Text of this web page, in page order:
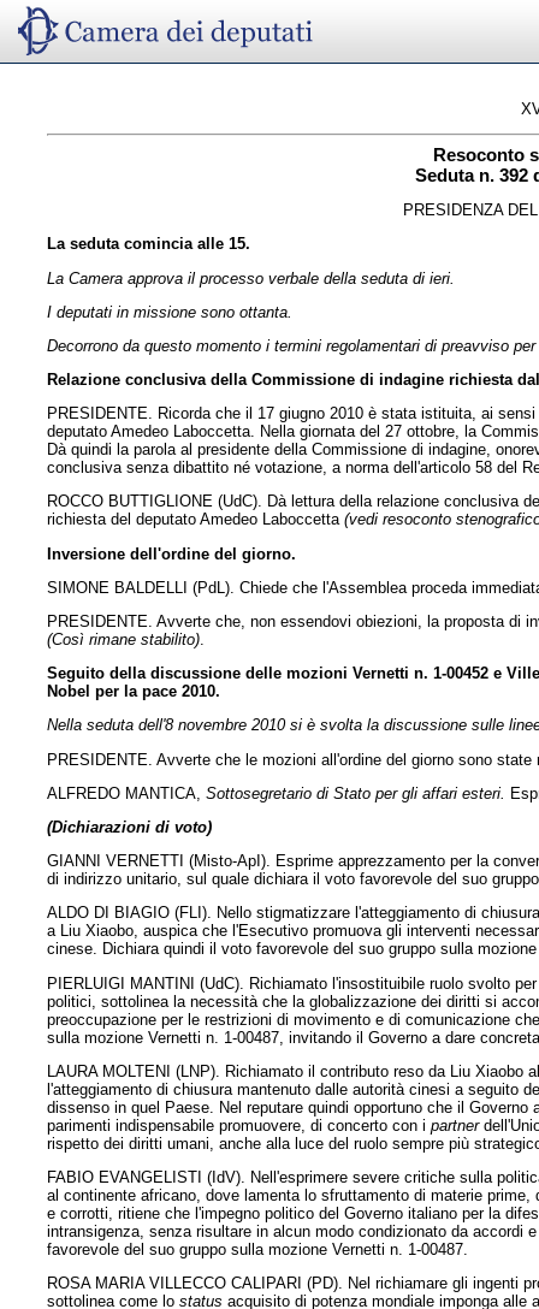
Resoconto
Seduta n. 392
PRESIDENZA
La seduta comincia alle 15.
La Camera approva il processo verbale della seduta di ieri.
I deputati in missione sono ottanta.
Decorrono da questo momento i termini regolamentari di preavviso
Relazione conclusiva della Commissione di indagine richiesta
PRESIDENTE. Ricorda che il 17 giugno 2010 è stata istituita, ai
deputato Amedeo Laboccetta. Nella giornata del 27 ottobre, la
Dà quindi la parola al presidente della Commissione di indagine,
conclusiva senza dibattito né votazione, a norma dell'articolo 58 del
ROCCO BUTTIGLIONE (UdC). Dà lettura della relazione conclusiva
richiesta del deputato Amedeo Laboccetta(vedi resoconto
Inversione dell'ordine del giorno.
SIMONE BALDELLI (PdL). Chiede che l'Assemblea proceda
PRESIDENTE. Avverte che, non essendovi obiezioni, la proposta di
(Così rimane stabilito).
Seguito della discussione delle mozioni Vernetti n. 1-00452 e
Nobel per la pace 2010.
Nella seduta dell'8 novembre 2010 si è svolta la discussione sulle
PRESIDENTE. Avverte che le mozioni all'ordine del giorno sono
ALFREDO MANTICA,Sottosegretario di Stato per gli affari esteri.
(Dichiarazioni di voto)
GIANNI VERNETTI (Misto-ApI). Esprime apprezzamento per la
di indirizzo unitario, sul quale dichiara il voto favorevole del suo
ALDO DI BIAGIO (FLI). Nello stigmatizzare l'atteggiamento di
a Liu Xiaobo, auspica che l'Esecutivo promuova gli interventi
cinese. Dichiara quindi il voto favorevole del suo gruppo sulla
PIERLUIGI MANTINI (UdC). Richiamato l'insostituibile ruolo svolto
politici, sottolinea la necessità che la globalizzazione dei diritti si
preoccupazione per le restrizioni di movimento e di comunicazione
sulla mozione Vernetti n. 1-00487, invitando il Governo a dare
LAURA MOLTENI (LNP). Richiamato il contributo reso da Liu
l'atteggiamento di chiusura mantenuto dalle autorità cinesi a seguito
dissenso in quel Paese. Nel reputare quindi opportuno che il
parimenti indispensabile promuovere, di concerto con ipartner
rispetto dei diritti umani, anche alla luce del ruolo sempre più
FABIO EVANGELISTI (IdV). Nell'esprimere severe critiche sulla
al continente africano, dove lamenta lo sfruttamento di materie
e corrotti, ritiene che l'impegno politico del Governo italiano per la
intransigenza, senza risultare in alcun modo condizionato da accordi
favorevole del suo gruppo sulla mozione Vernetti n. 1-00487.
ROSA MARIA VILLECCO CALIPARI (PD). Nel richiamare gli ingenti
sottolinea come lostatus acquisito di potenza mondiale imponga alle